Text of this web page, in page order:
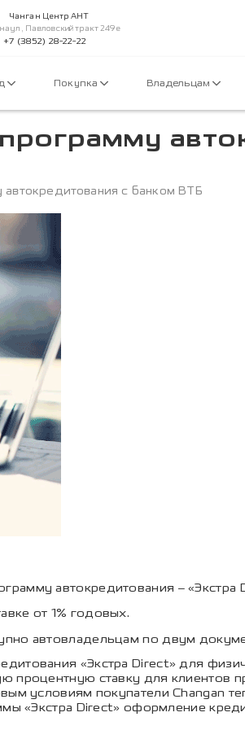
Чанган Центр АНТ
Павловский тракт 249е
+7 (3852) 28-22-22
Покупка Владельцам
автокредитования с банком ВТБ
автокредитования – «Экстра
от 1% годовых.
автовладельцам по двум
«Экстра Direct» для
процентную ставку для клиентов
условиям покупатели Changan
«Экстра Direct» оформление